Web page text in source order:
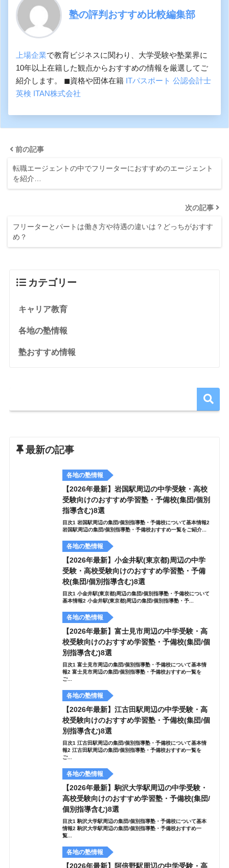
塾の評判おすすめ比較編集部
上場企業で教育ビジネスに関わり、大学受験や塾業界に
10年以上在籍した観点からおすすめの情報を厳選してご
紹介します。 ◼︎資格や団体在籍 ITパスポート 公認会計士
英検 ITAN株式会社
前の記事
転職エージェントの中でフリーターにおすすめのエージェント
を紹介…
次の記事
フリーターとパートは働き方や待遇の違いは？どっちがおすす
め？
カテゴリー
キャリア教育
各地の塾情報
塾おすすめ情報
最新の記事
各地の塾情報
【2026年最新】岩国駅周辺の中学受験・高校
受験向けのおすすめ学習塾・予備校(集団/個別
指導含む)8選
目次1 岩国駅周辺の集団/個別指導塾・予備校について基本情報2
岩国駅周辺の集団/個別指導塾・予備校おすすめ一覧をご紹介...
各地の塾情報
【2026年最新】小金井駅(東京都)周辺の中学
受験・高校受験向けのおすすめ学習塾・予備
校(集団/個別指導含む)8選
目次1 小金井駅(東京都)周辺の集団/個別指導塾・予備校について
基本情報2 小金井駅(東京都)周辺の集団/個別指導塾・予...
各地の塾情報
【2026年最新】富士見市周辺の中学受験・高
校受験向けのおすすめ学習塾・予備校(集団/個
別指導含む)8選
目次1 富士見市周辺の集団/個別指導塾・予備校について基本情
報2 富士見市周辺の集団/個別指導塾・予備校おすすめ一覧を
ご...
各地の塾情報
【2026年最新】江古田駅周辺の中学受験・高
校受験向けのおすすめ学習塾・予備校(集団/個
別指導含む)8選
目次1 江古田駅周辺の集団/個別指導塾・予備校について基本情
報2 江古田駅周辺の集団/個別指導塾・予備校おすすめ一覧を
ご...
各地の塾情報
【2026年最新】駒沢大学駅周辺の中学受験・
高校受験向けのおすすめ学習塾・予備校(集団/
個別指導含む)8選
目次1 駒沢大学駅周辺の集団/個別指導塾・予備校について基本
情報2 駒沢大学駅周辺の集団/個別指導塾・予備校おすすめ一
覧...
各地の塾情報
【2026年最新】阿倍野駅周辺の中学受験・高